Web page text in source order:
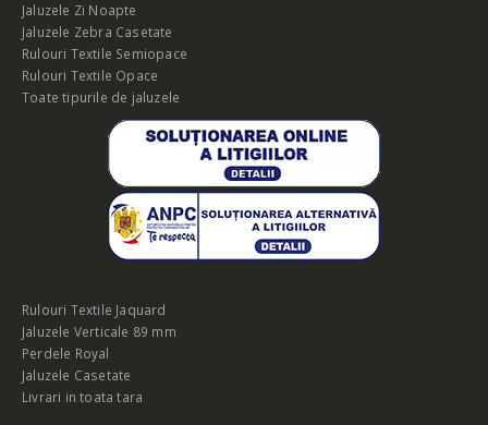
Jaluzele Zi Noapte
Jaluzele Zebra Casetate
Rulouri Textile Semiopace
Rulouri Textile Opace
Toate tipurile de jaluzele
Rulouri Textile Jaquard
Jaluzele Verticale 89 mm
Perdele Royal
Jaluzele Casetate
Livrari in toata tara